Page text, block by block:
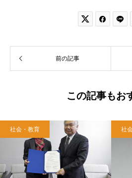
 
前の記事
この記事もお
社会・教育 社